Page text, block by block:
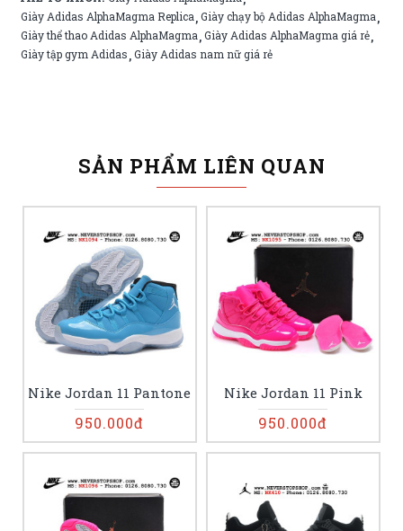
Giày Adidas AlphaMagma Replica,Giày chạy bộ Adidas AlphaMagma,
Giày thể thao Adidas AlphaMagma,Giày Adidas AlphaMagma giá rẻ,
Giày tập gym Adidas,Giày Adidas nam nữ giá rẻ
SẢN PHẨM LIÊN QUAN
Nike Jordan 11 Pantone
950.000đ
Nike Jordan 11 Pink
950.000đ